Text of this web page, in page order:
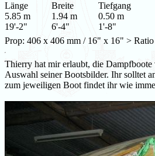
Länge
5.85 m
19'-2"
Breite
1.94 m
6'-4"
Tiefgang
0.50 m
1'-8"
Prop: 406 x 406 mm / 16" x 16" >
Thierry hat mir erlaubt, die
Auswahl seiner Bootsbilder. Ihr solltet
zum jeweiligen Boot findet ihr wie